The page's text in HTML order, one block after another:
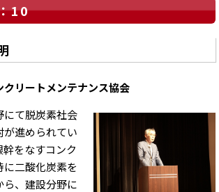
10
クリートメンテナンス協会
にて脱炭素社会
が進められてい
をなすコンク
に二酸化炭素を
ら、建設分野に